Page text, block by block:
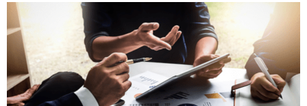
Email Marketing
Fatturazione
Financial Solutions
HR